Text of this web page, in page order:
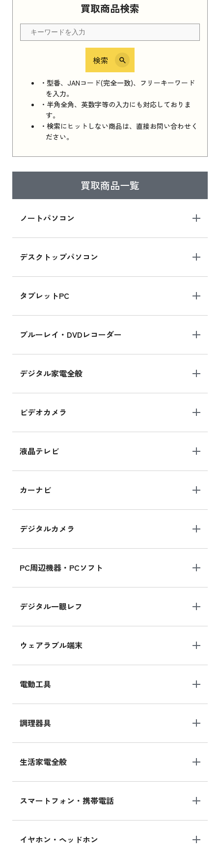
買取商品検索
検索
・型番、JANコード(完全一致)、フリーキーワード
を入力。
・半角全角、英数字等の入力にも対応しておりま
す。
・検索にヒットしない商品は、直接お問い合わせく
ださい。
買取商品一覧
ノートパソコン
デスクトップパソコン
タブレットPC
ブルーレイ・DVDレコーダー
デジタル家電全般
ビデオカメラ
液晶テレビ
カーナビ
デジタルカメラ
PC周辺機器・PCソフト
デジタル一眼レフ
ウェアラブル端末
電動工具
調理器具
生活家電全般
スマートフォン・携帯電話
イヤホン・ヘッドホン